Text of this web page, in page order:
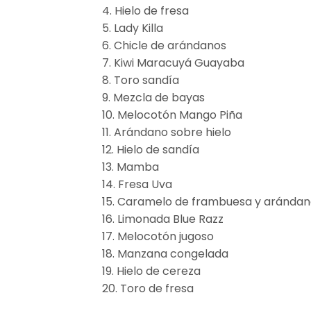
4. Hielo de fresa
5. Lady Killa
6. Chicle de arándanos
7. Kiwi Maracuyá Guayaba
8. Toro sandía
9. Mezcla de bayas
10. Melocotón Mango Piña
11. Arándano sobre hielo
12. Hielo de sandía
13. Mamba
14. Fresa Uva
15. Caramelo de frambuesa y
16. Limonada Blue Razz
17. Melocotón jugoso
18. Manzana congelada
19. Hielo de cereza
20. Toro de fresa